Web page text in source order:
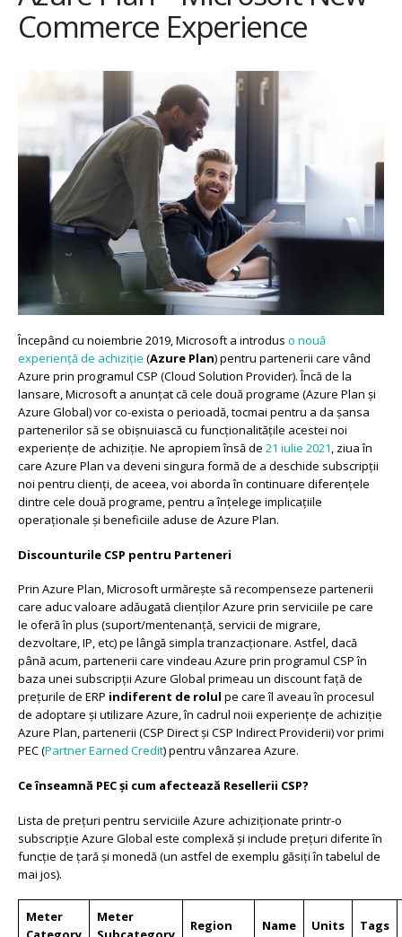
Commerce Experience
Începând cu noiembrie 2019, Microsoft a introdus o nouă
experiență de achiziție (Azure Plan) pentru partenerii care vând
Azure prin programul CSP (Cloud Solution Provider). Încă de la
lansare, Microsoft a anunțat că cele două programe (Azure Plan și
Azure Global) vor co-exista o perioadă, tocmai pentru a da șansa
partenerilor să se obișnuiască cu funcționalitățile acestei noi
experiențe de achiziție. Ne apropiem însă de 21 iulie 2021, ziua în
care Azure Plan va deveni singura formă de a deschide subscripții
noi pentru clienți, de aceea, voi aborda în continuare diferențele
dintre cele două programe, pentru a înțelege implicațiile
operaționale și beneficiile aduse de Azure Plan.
Discounturile CSP pentru Parteneri
Prin Azure Plan, Microsoft urmărește să recompenseze partenerii
care aduc valoare adăugată clienților Azure prin serviciile pe care
le oferă în plus (suport/mentenanță, servicii de migrare,
dezvoltare, IP, etc) pe lângă simpla tranzacționare. Astfel, dacă
până acum, partenerii care vindeau Azure prin programul CSP în
baza unei subscripții Azure Global primeau un discount față de
prețurile de ERP indiferent de rolul pe care îl aveau în procesul
de adoptare și utilizare Azure, în cadrul noii experiențe de achiziție
Azure Plan, partenerii (CSP Direct și CSP Indirect Providerii) vor primi
PEC (Partner Earned Credit) pentru vânzarea Azure.
Ce înseamnă PEC și cum afectează Resellerii CSP?
Lista de prețuri pentru serviciile Azure achiziționate printr-o
subscripție Azure Global este complexă și include prețuri diferite în
funcție de țară și monedă (un astfel de exemplu găsiți în tabelul de
mai jos).
Meter
Meter
Region Name Units Tags